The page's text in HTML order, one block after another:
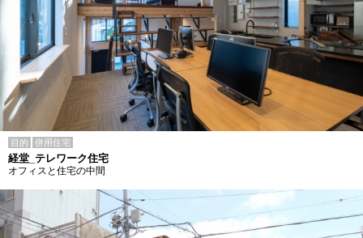
目的 併用住宅
経堂_テレワーク住宅
オフィスと住宅の中間